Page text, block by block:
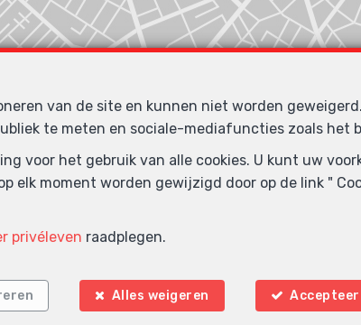
Zoek op de kaart
van de site en kunnen niet worden
te meten en sociale-mediafuncties zoals het
voor het gebruik van alle cookies. U kunt uw
elk moment worden gewijzigd door op de link "
privéleven raadplegen.
Alles weigeren